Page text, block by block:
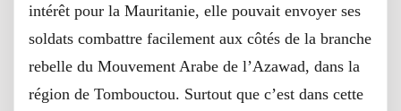
intérêt pour la Mauritanie, elle pouvait envoyer ses
soldats combattre facilement aux côtés de la branche
rebelle du Mouvement Arabe de l’Azawad, dans la
région de Tombouctou. Surtout que c’est dans cette